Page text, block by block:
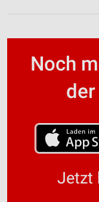
Noch
Jetzt